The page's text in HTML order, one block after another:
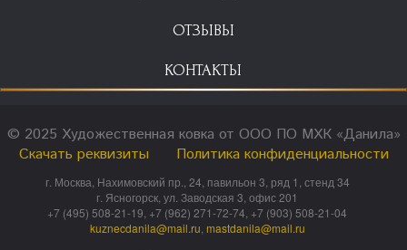
ОТЗЫВЫ
КОНТАКТЫ
© 2025 Художественная ковка от ООО ПО МХК «Данила»
Скачать реквизиты
Политика конфиденциальности
г. Москва, Нахимовский пр., 24, павильон 3, ряд 1, стенд 34
г. Ясногорск, ул. Заводская 3, офис 201
+7 (495) 508-21-19, +7 (962) 271-72-74, +7 (903) 508-21-04
kuznecdanila@mail.ru mastdanila@mail.ru